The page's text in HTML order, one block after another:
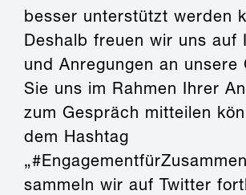
besser unterstützt werden
Deshalb freuen wir uns auf
und Anregungen an unsere
Sie uns im Rahmen Ihrer
zum Gespräch mitteilen
dem Hashtag
sammeln wir auf Twitter